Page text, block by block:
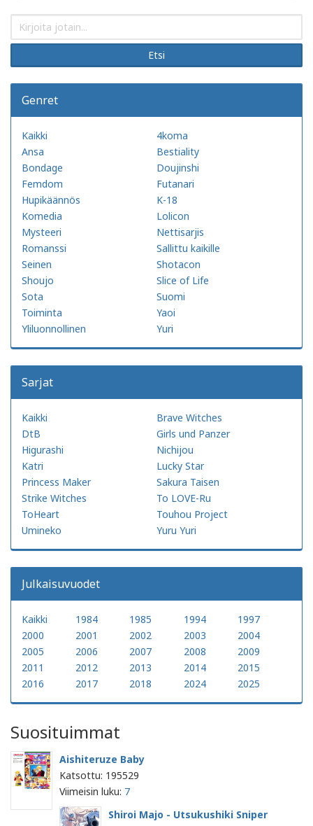
Etsi
Genret
Kaikki
4koma
Ansa
Bestiality
Bondage
Doujinshi
Femdom
Futanari
Hupikäännös
K-18
Komedia
Lolicon
Mysteeri
Nettisarjis
Romanssi
Sallittu kaikille
Seinen
Shotacon
Shoujo
Slice of Life
Sota
Suomi
Toiminta
Yaoi
Yliluonnollinen
Yuri
Sarjat
Kaikki
Brave Witches
DtB
Girls und Panzer
Higurashi
Nichijou
Katri
Lucky Star
Princess Maker
Sakura Taisen
Strike Witches
To LOVE-Ru
ToHeart
Touhou Project
Umineko
Yuru Yuri
Julkaisuvuodet
Kaikki 1984 1985 1994
1997
2000
2001 2002 2003
2004
2005
2006 2007 2008
2009
2011
2012 2013 2014
2015
2016
2017 2018 2024 2025
Suosituimmat
Aishiteruze Baby
Katsottu: 195529
Viimeisin luku: 7
Shiroi Majo - Utsukushiki Sniper